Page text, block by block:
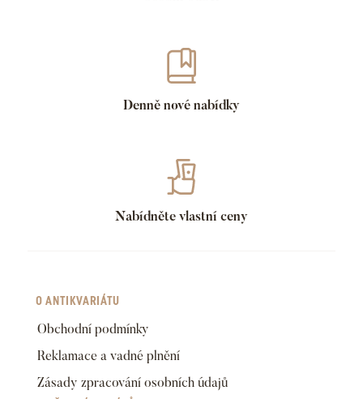
Denně nové nabídky
Nabídněte vlastní ceny
O ANTIKVARIÁTU
Obchodní podmínky
Reklamace a vadné plnění
Zásady zpracování osobních údajů